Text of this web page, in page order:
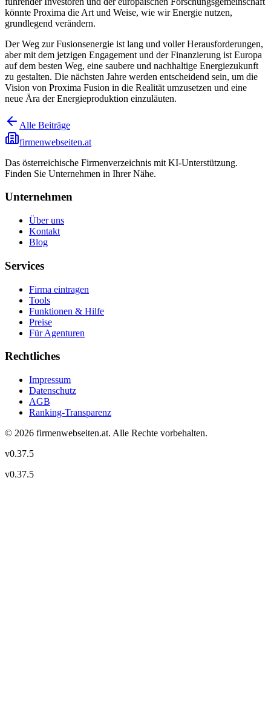
könnte Proxima die Art und Weise, wie wir Energie nutzen,
grundlegend verändern.
Der Weg zur Fusionsenergie ist lang und voller Herausforderungen,
aber mit dem jetzigen Engagement und der Finanzierung ist Europa
auf dem besten Weg, eine saubere und nachhaltige Energiezukunft
zu gestalten. Die nächsten Jahre werden entscheidend sein, um die
Vision von Proxima Fusion in die Realität umzusetzen und eine
neue Ära der Energieproduktion einzuläuten.
Alle Beiträge
firmenwebseiten.at
Das österreichische Firmenverzeichnis mit KI-Unterstützung.
Finden Sie Unternehmen in Ihrer Nähe.
Unternehmen
Über uns
Kontakt
Blog
Services
Firma eintragen
Tools
Funktionen & Hilfe
Preise
Für Agenturen
Rechtliches
Impressum
Datenschutz
AGB
Ranking-Transparenz
© 2026 firmenwebseiten.at. Alle Rechte vorbehalten.
v0.37.5
v0.37.5